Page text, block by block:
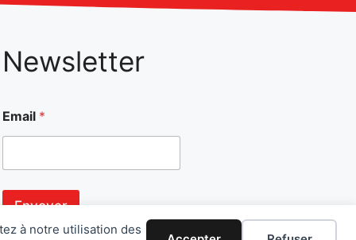
à notre utilisation des
Newsletter
Email *
Envoyer